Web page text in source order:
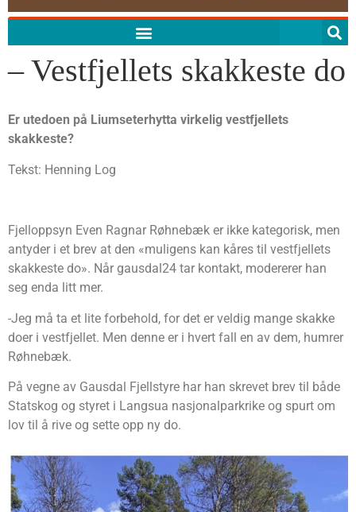
– Vestfjellets skakkeste do
Er utedoen på Liumseterhytta virkelig vestfjellets
skakkeste?
Tekst: Henning Log
Fjelloppsyn Even Ragnar Røhnebæk er ikke kategorisk, men
antyder i et brev at den «muligens kan kåres til vestfjellets
skakkeste do». Når gausdal24 tar kontakt, modererer han
seg enda litt mer.
-Jeg må ta et lite forbehold, for det er veldig mange skakke
doer i vestfjellet. Men denne er i hvert fall en av dem, humrer
Røhnebæk.
På vegne av Gausdal Fjellstyre har han skrevet brev til både
Statskog og styret i Langsua nasjonalparkrike og spurt om
lov til å rive og sette opp ny do.